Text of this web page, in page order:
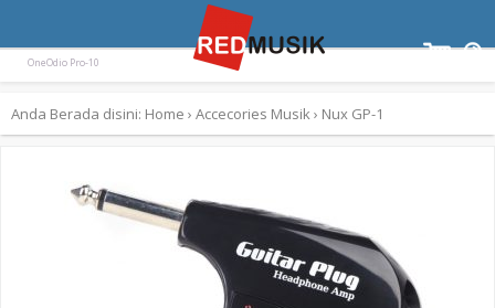
Ampli Gitar Blackstar ID Core 10 V3
Keyboard Yamaha EZ300
OneOdio Pro-10
Anda Berada disini: Home › Accecories Musik› Nux GP-1